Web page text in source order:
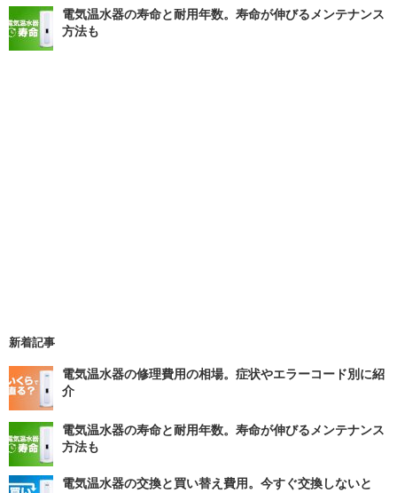
電気温水器の寿命と耐用年数。寿命が伸びるメンテナンス
方法も
新着記事
電気温水器の修理費用の相場。症状やエラーコード別に紹
介
電気温水器の寿命と耐用年数。寿命が伸びるメンテナンス
方法も
電気温水器の交換と買い替え費用。今すぐ交換しないと